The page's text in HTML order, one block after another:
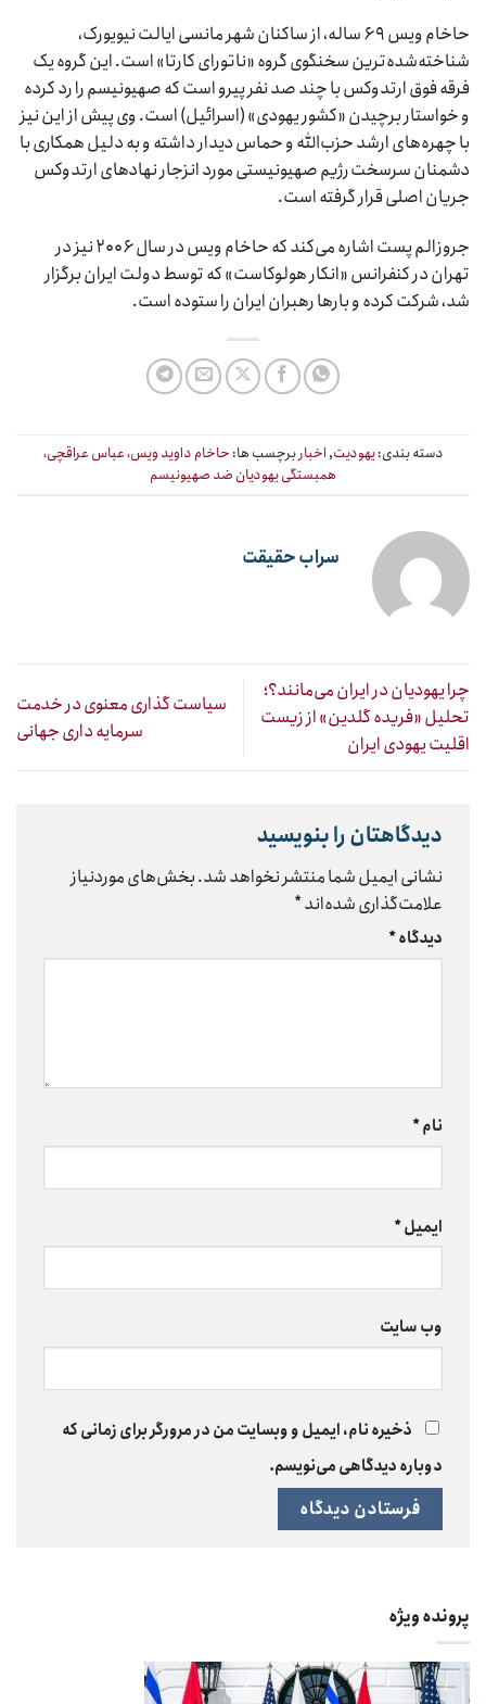
حاخام ویس ۶۹ ساله، از ساکنان شهر مانسی ایالت نیویورک،
شناخته‌شده‌ترین سخنگوی گروه «ناتورای کارتا» است. این گروه یک
فرقه فوق ارتدوکس با چند صد نفر پیرو است که صهیونیسم را رد کرده
و خواستار برچیدن «کشور یهودی» (اسرائیل) است. وی پیش از این نیز
با چهره‌های ارشد حزب‌الله و حماس دیدار داشته و به دلیل همکاری با
دشمنان سرسخت رژیم صهیونیستی مورد انزجار نهادهای ارتدوکس
جریان اصلی قرار گرفته است.
جروزالم پست اشاره می‌کند که حاخام ویس در سال ۲۰۰۶ نیز در
تهران در کنفرانس «انکار هولوکاست» که توسط دولت ایران برگزار
شد، شرکت کرده و بارها رهبران ایران را ستوده است.
دسته بندی:یهودیت,اخباربرچسب ها: حاخام داوید ویس، عباس عراقچی،
همبستگی یهودیان ضد صهیونیسم
سراب حقیقت
چرا یهودیان در ایران می‌مانند؟؛
تحلیل «فریده گلدین» از زیست
اقلیت یهودی ایران
سیاست گذاری معنوی در خدمت
سرمایه داری جهانی
دیدگاهتان را بنویسید
نشانی ایمیل شما منتشر نخواهد شد.بخش‌های موردنیاز
علامت‌گذاری شده‌اند*
دیدگاه*
نام*
ایمیل*
وب‌ سایت
ذخیره نام، ایمیل و وبسایت من در مرورگر برای زمانی که
دوباره دیدگاهی می‌نویسم.
پرونده ویژه